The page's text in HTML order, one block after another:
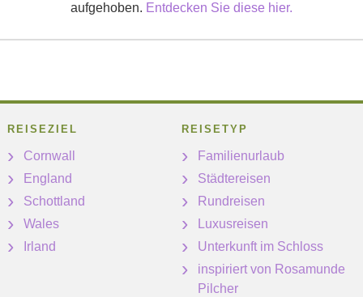
aufgehoben. Entdecken Sie diese hier.
REISEZIEL
Cornwall
England
Schottland
Wales
Irland
REISETYP
Familienurlaub
Städtereisen
Rundreisen
Luxusreisen
Unterkunft im Schloss
inspiriert von Rosamunde
Pilcher